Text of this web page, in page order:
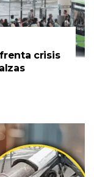
crisis